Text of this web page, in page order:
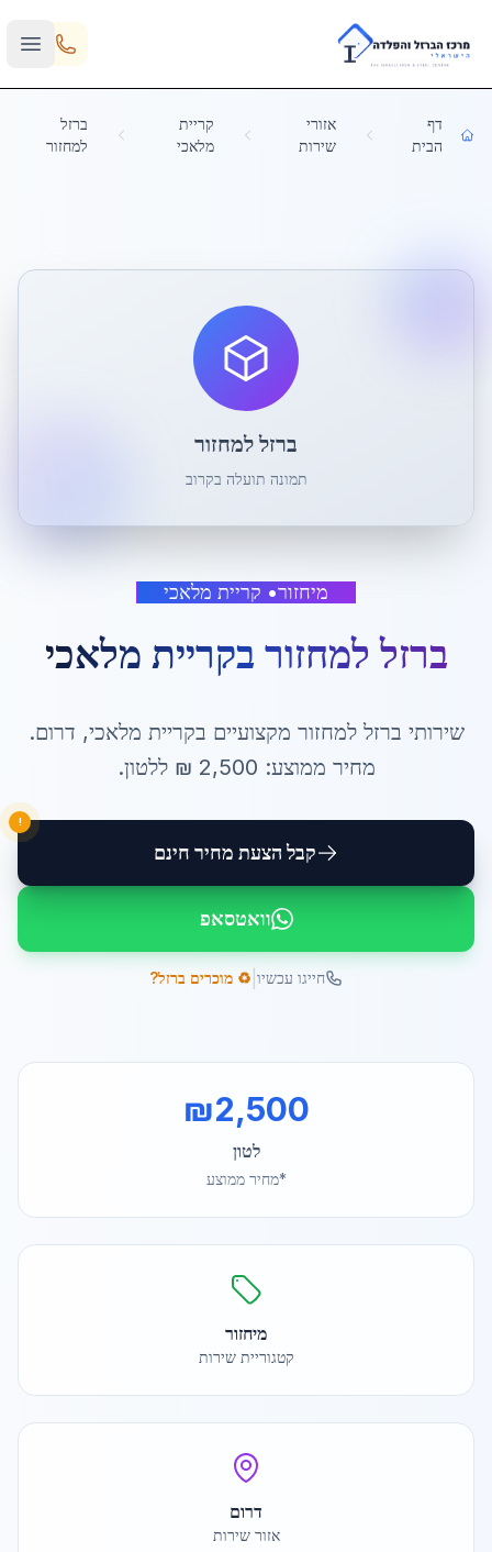
Skip to main content
דף
הבית
אזורי
שירות
קריית
מלאכי
ברזל
למחזור
מיחזור• קריית מלאכי
ברזל למחזור בקריית מלאכי
שירותי ברזל למחזור מקצועיים בקריית מלאכי, דרום.
מחיר ממוצע: 2,500 ₪ ללטון.
קבל הצעת מחיר חינם
!
וואטסאפ
חייגו עכשיו ♻️ מוכרים ברזל?
ברזל למחזור
תמונה תועלה בקרוב
₪2,500
לטון
*מחיר ממוצע
מיחזור
קטגוריית שירות
דרום
אזור שירות